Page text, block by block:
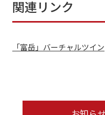
関連リンク
「富岳」バーチャルツイン